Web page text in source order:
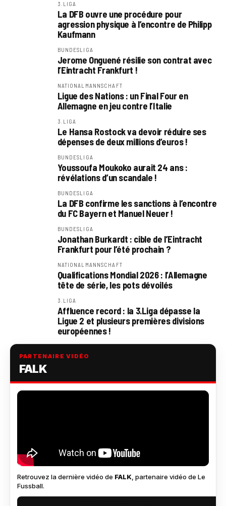
3.LIGA
La DFB ouvre une procédure pour
agression physique à l’encontre de Philipp
Kaufmann
BUNDESLIGA
Jerome Onguené résilie son contrat avec
l’Eintracht Frankfurt !
NATIONALMANNSCHAFT
Ligue des Nations : un Final Four en
Allemagne en jeu contre l’Italie
3.LIGA
Le Hansa Rostock va devoir réduire ses
dépenses de deux millions d’euros !
BUNDESLIGA
Youssoufa Moukoko aurait 24 ans :
révélations d’un scandale !
BUNDESLIGA
La DFB confirme les sanctions à l’encontre
du FC Bayern et Manuel Neuer !
BUNDESLIGA
Jonathan Burkardt : cible de l’Eintracht
Frankfurt pour l’été prochain ?
NATIONALMANNSCHAFT
Qualifications Mondial 2026 : l’Allemagne
tête de série, les pots dévoilés
3.LIGA
Affluence record : la 3.Liga dépasse la
Ligue 2 et plusieurs premières divisions
européennes !
PARTENAIRE VIDÉO
FALK
Retrouvez la dernière vidéo de FALK, partenaire vidéo de Le
Fussball.